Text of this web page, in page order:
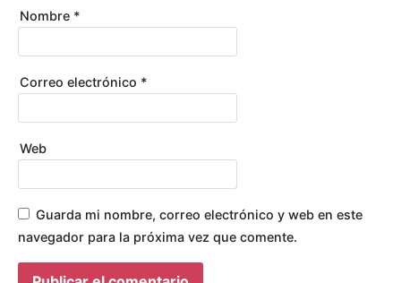
Nombre *
Correo electrónico *
Web
Guarda mi nombre, correo electrónico y web en este
navegador para la próxima vez que comente.